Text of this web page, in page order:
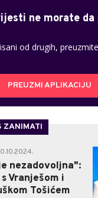
ne morate
od drugih,
PREUZMI APLIKACIJU
ZANIMATI
nezadovoljna":
Vranješom i
Tošićem